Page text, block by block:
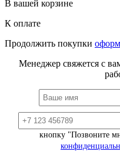
В вашей корзине
К оплате
Продолжить покупки
Менеджер свяжется с
кнопку "Позвоните